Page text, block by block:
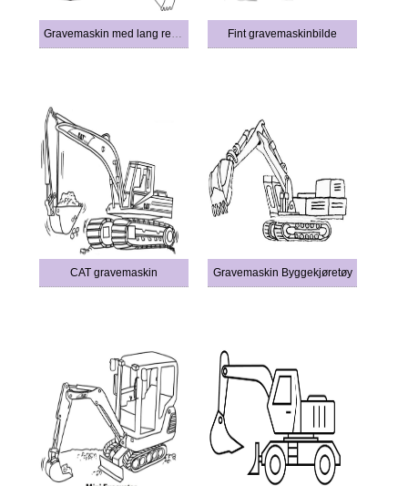
Gravemaskin med lang rekkevidde Fint gravemaskinbilde
CAT gravemaskin Gravemaskin Byggekjøretøy